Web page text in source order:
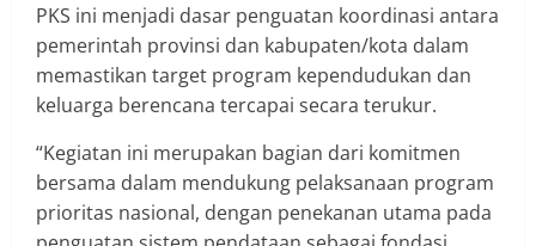
PKS ini menjadi dasar penguatan koordinasi antara
pemerintah provinsi dan kabupaten/kota dalam
memastikan target program kependudukan dan
keluarga berencana tercapai secara terukur.
“Kegiatan ini merupakan bagian dari komitmen
bersama dalam mendukung pelaksanaan program
prioritas nasional, dengan penekanan utama pada